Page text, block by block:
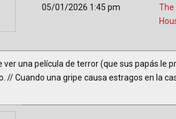
05/01/2026 1:45 pm
The
ver una película de terror (que sus papás le
// Cuando una gripe causa estragos en la